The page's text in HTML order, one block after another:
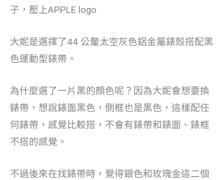
子，壓上APPLE logo
大妮是選擇了44 公釐太空灰色鋁金屬錶殼搭配黑
色運動型錶帶。
為什麼選了一片黑的顏色呢？因為大妮會想要換
錶帶，想說錶面黑色，側框也是黑色，這樣配任
何錶帶，感覺比較搭，不會有錶帶和錶面、錶框
不搭的感覺。
不過後來在找錶帶時，覺得銀色和玫瑰金這二個